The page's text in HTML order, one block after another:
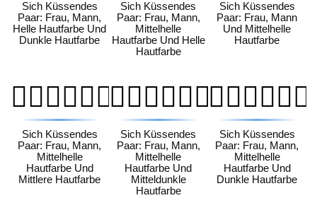
Sich Küssendes
Paar: Frau, Mann,
Helle Hautfarbe Und
Dunkle Hautfarbe
Sich Küssendes
Paar: Frau, Mann,
Mittelhelle
Hautfarbe Und Helle
Hautfarbe
Sich Küssendes
Paar: Frau, Mann
Und Mittelhelle
Hautfarbe
👩🏼‍❤️‍💋‍👨🏽
Sich Küssendes
Paar: Frau, Mann,
Mittelhelle
Hautfarbe Und
Mittlere Hautfarbe
👩🏼‍❤️‍💋‍👨🏾
Sich Küssendes
Paar: Frau, Mann,
Mittelhelle
Hautfarbe Und
Mitteldunkle
Hautfarbe
👩🏼‍❤️‍💋‍👨🏿
Sich Küssendes
Paar: Frau, Mann,
Mittelhelle
Hautfarbe Und
Dunkle Hautfarbe